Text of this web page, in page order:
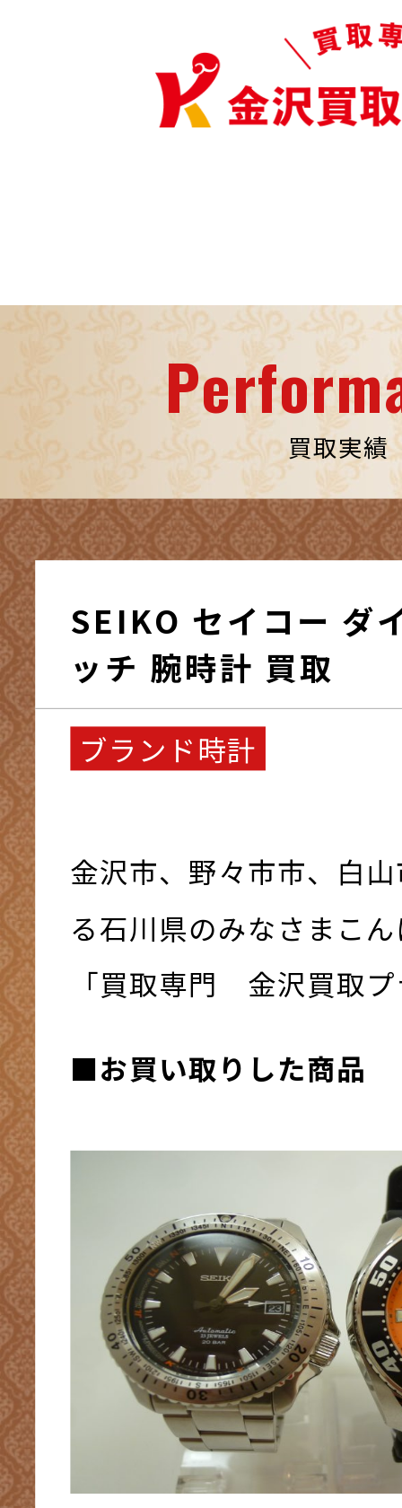
買取実績
SEIKO セイコー ダ
ッチ 腕時計 買取
ブランド時計
金沢市、野々市市、白
る石川県のみなさまこ
「買取専門 金沢買取
■お買い取りした商品